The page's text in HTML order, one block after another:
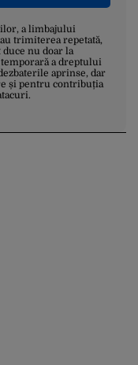
a limbajului
trimiterea repetată,
nu doar la
a dreptului
aprinse, dar
și pentru contribuția